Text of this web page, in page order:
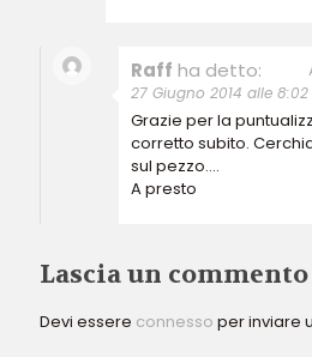
Raff ha detto:
27 Giugno 2014 alle
Grazie per la
corretto subito.
sul pezzo….
A presto
Lascia un commento
Devi essere connesso per inviare